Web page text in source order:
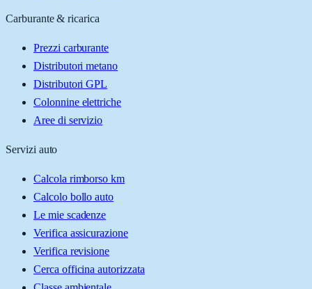
Carburante & ricarica
Prezzi carburante
Distributori metano
Distributori GPL
Colonnine elettriche
Aree di servizio
Servizi auto
Calcola rimborso km
Calcolo bollo auto
Le mie scadenze
Verifica assicurazione
Verifica revisione
Cerca officina autorizzata